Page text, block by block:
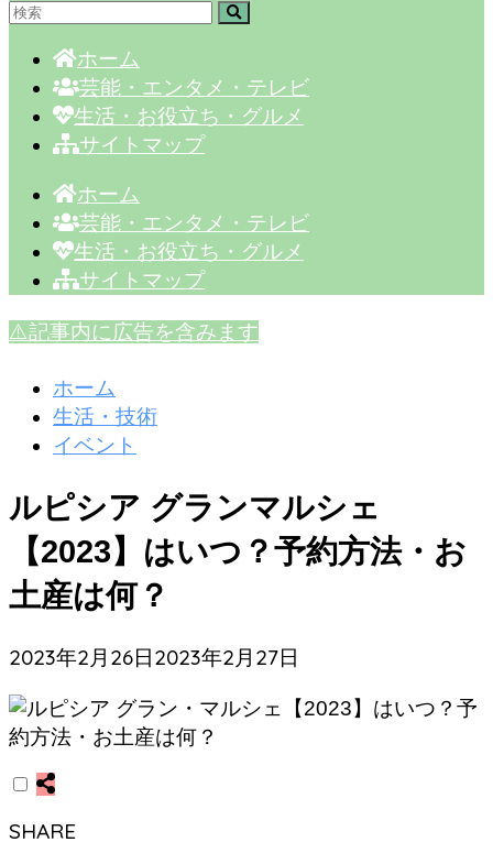
ホーム
芸能・エンタメ・テレビ
生活・お役立ち・グルメ
サイトマップ
ホーム
芸能・エンタメ・テレビ
生活・お役立ち・グルメ
サイトマップ
⚠️記事内に広告を含みます
ホーム
生活・技術
イベント
ルピシア グランマルシェ
【2023】はいつ？予約方法・お
土産は何？
2023年2月26日2023年2月27日
SHARE